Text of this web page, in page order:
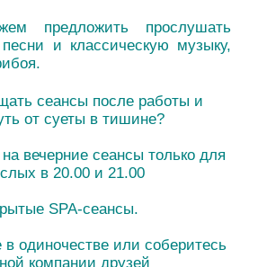
предложить прослушать
песни и классическую музыку,
сеансы после работы и
от суеты в тишине?
вечерние сеансы только для
в 20.00 и 21.00
SPA-сеансы.
в одиночестве или соберитесь
компании друзей